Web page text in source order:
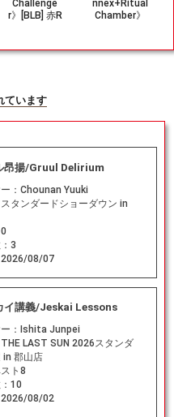
Challenge
r》[BLB] 赤R
nnex+Ritual
Chamber》
ています
昂揚/Gruul Delirium
： Chounan Yuuki
スタンダードショーダウン in
3
2026/08/07
イ講義/Jeskai Lessons
： Ishita Junpei
THE LAST SUN 2026スタンダ
in 郡山店
ト8
10
2026/08/02